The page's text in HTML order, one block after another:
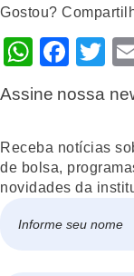
Gostou?
Assine nossa
Receba notícias
de bolsa,
novidades da